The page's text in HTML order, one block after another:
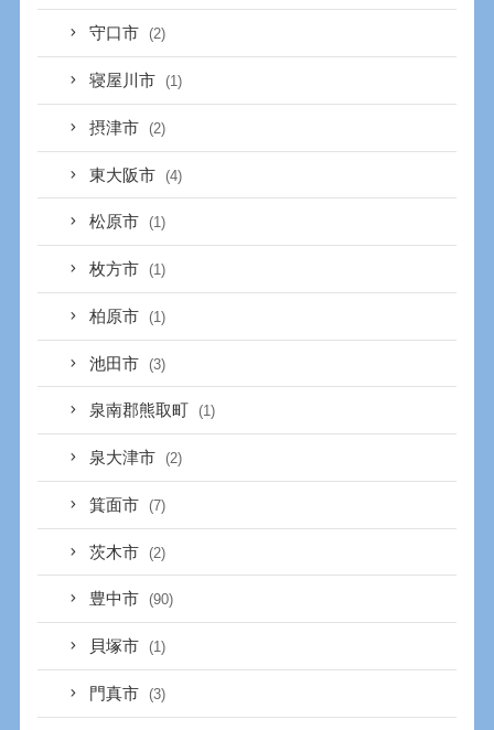
守口市 (2)
寝屋川市 (1)
摂津市 (2)
東大阪市 (4)
松原市 (1)
枚方市 (1)
柏原市 (1)
池田市 (3)
泉南郡熊取町 (1)
泉大津市 (2)
箕面市 (7)
茨木市 (2)
豊中市 (90)
貝塚市 (1)
門真市 (3)